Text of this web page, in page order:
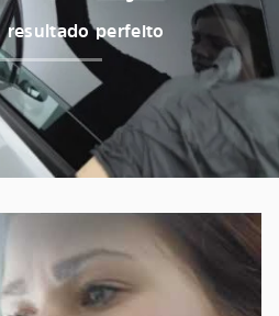
resultado perfeito